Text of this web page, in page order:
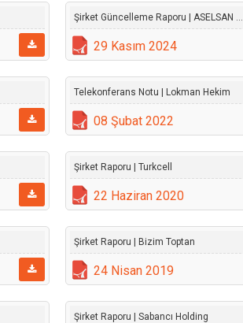
Şirket Güncelleme Raporu | ASELSAN ...
29 Kasım 2024
Telekonferans Notu | Lokman Hekim
08 Şubat 2022
Şirket Raporu | Turkcell
22 Haziran 2020
Şirket Raporu | Bizim Toptan
24 Nisan 2019
Şirket Raporu | Sabancı Holding